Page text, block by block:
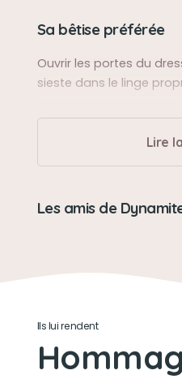
Sa bêtise préférée
Ouvrir les portes du
sieste dans le linge
Son caractère
Joueur, taquin et surtout
Son jouet préféré
Dormir et manger.
Lire
Les amis de
Ils lui rendent